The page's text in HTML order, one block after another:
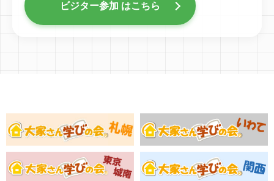
ビジター参加 はこちら